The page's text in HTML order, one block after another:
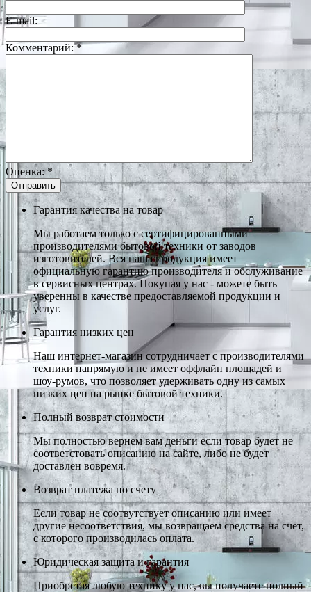
E-mail:
Комментарий:*
Оценка:*
Гарантия качества на товар
Мы работаем только с сертифицированными
производителями бытовой техники от заводов
изготовителей. Вся наша продукция имеет
официальную гарантию производителя и обслуживание
в сервисных центрах. Покупая у нас - можете быть
уверенны в качестве предоставляемой продукции и
услуг.
Гарантия низких цен
Наш интернет-магазин сотрудничает с производителями
техники напрямую и не имеет оффлайн площадей и
шоу-румов, что позволяет удерживать одну из самых
низких цен на рынке бытовой техники.
Полный возврат стоимости
Мы полностью вернем вам деньги если товар будет не
соответстовать описанию на сайте, либо не будет
доставлен вовремя.
Возврат платежа по счету
Если товар не соотвутствует описанию или имеет
другие несоответствия, мы возвращаем средства на счет,
с которого производилась оплата.
Юридическая защита и гарантия
Приобретая любую технику у нас, вы получаете полный